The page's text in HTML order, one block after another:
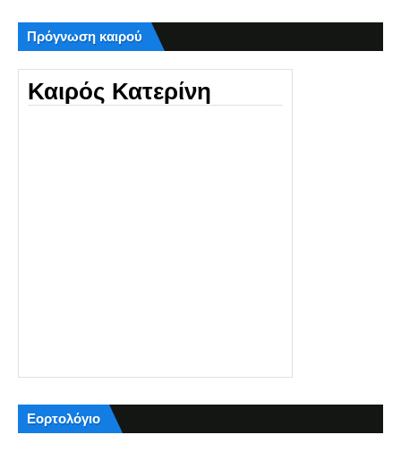
Πρόγνωση καιρού
Καιρός Κατερίνη
Εορτολόγιο